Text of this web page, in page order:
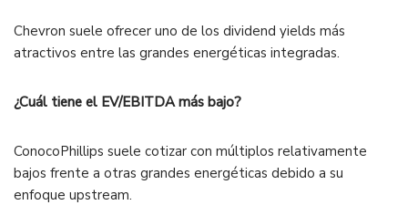
Chevron suele ofrecer uno de los dividend yields más
atractivos entre las grandes energéticas integradas.
¿Cuál tiene el EV/EBITDA más bajo?
ConocoPhillips suele cotizar con múltiplos relativamente
bajos frente a otras grandes energéticas debido a su
enfoque upstream.